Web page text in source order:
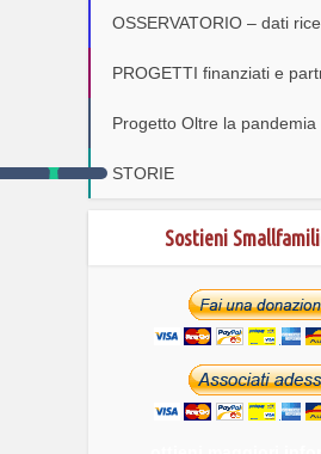
OSSERVATORIO – dati
PROGETTI finanziati e
Progetto Oltre la pandemia
STORIE
Sostieni